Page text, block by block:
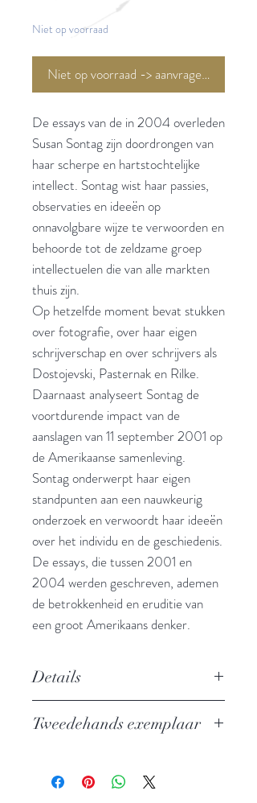
Niet op voorraad
Niet op voorraad -> aanvragen <-
De essays van de in 2004 overleden
Susan Sontag zijn doordrongen van
haar scherpe en hartstochtelijke
intellect. Sontag wist haar passies,
observaties en ideeën op
onnavolgbare wijze te verwoorden en
behoorde tot de zeldzame groep
intellectuelen die van alle markten
thuis zijn.
Op hetzelfde moment bevat stukken
over fotografie, over haar eigen
schrijverschap en over schrijvers als
Dostojevski, Pasternak en Rilke.
Daarnaast analyseert Sontag de
voortdurende impact van de
aanslagen van 11 september 2001 op
de Amerikaanse samenleving.
Sontag onderwerpt haar eigen
standpunten aan een nauwkeurig
onderzoek en verwoordt haar ideeën
over het individu en de geschiedenis.
De essays, die tussen 2001 en
2004 werden geschreven, ademen
de betrokkenheid en eruditie van
een groot Amerikaans denker.
Details
werk deel I
ISBN: 9789023421955
Tweedehands exemplaar
leeslijn in rug